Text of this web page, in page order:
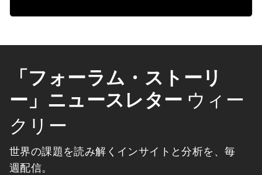
「フォーラム・ストーリ
ー」ニュースレター ウィー
クリー
世界の課題を読み解くインサイトと分析を、毎
週配信。